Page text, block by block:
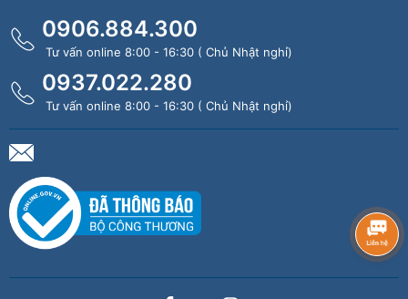
0906.884.300
Tư vấn online 8:00 - 16:30 ( Chủ Nhật nghỉ)
0937.022.280
Tư vấn online 8:00 - 16:30 ( Chủ Nhật nghỉ)